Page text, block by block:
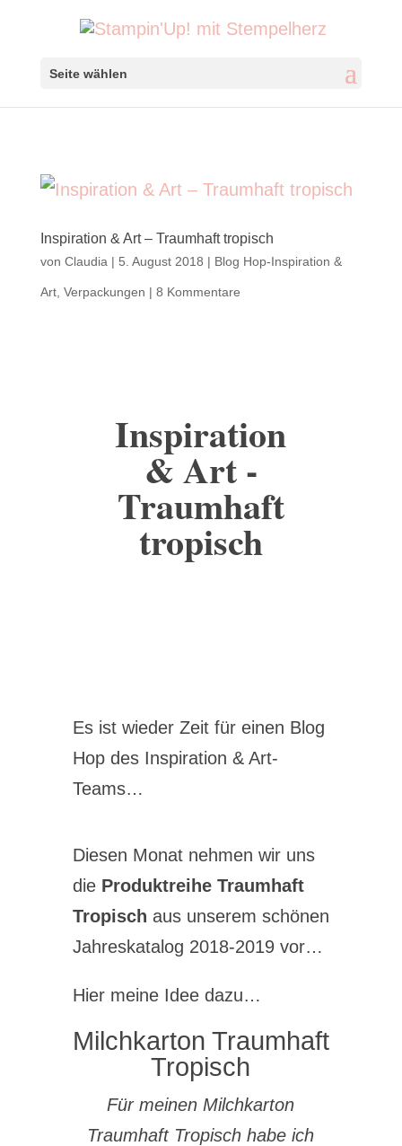
Seite wählen
Inspiration & Art – Traumhaft tropisch
von Claudia | 5. August 2018 | Blog Hop-Inspiration &
Art, Verpackungen | 8 Kommentare
Inspiration
& Art -
Traumhaft
tropisch
Es ist wieder Zeit für einen Blog
Hop des Inspiration & Art-
Teams…
Diesen Monat nehmen wir uns
die Produktreihe Traumhaft
Tropisch aus unserem schönen
Jahreskatalog 2018-2019 vor…
Hier meine Idee dazu…
Milchkarton Traumhaft
Tropisch
Für meinen Milchkarton
Traumhaft Tropisch habe ich